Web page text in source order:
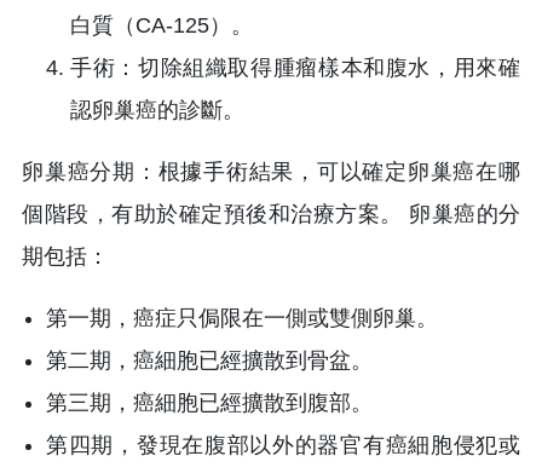
白質（CA-125）。
手術 ： 切除組織取得腫瘤樣本和腹水，用來確
認卵巢癌的診斷。
卵巢癌分期 ： 根據手術結果，可以確定卵巢癌在哪
個階段，有助於確定預後和治療方案。 卵巢癌的分
期包括：
第一期，癌症只侷限在一側或雙側卵巢。
第二期，癌細胞已經擴散到骨盆。
第三期，癌細胞已經擴散到腹部。
第四期，發現在腹部以外的器官有癌細胞侵犯或